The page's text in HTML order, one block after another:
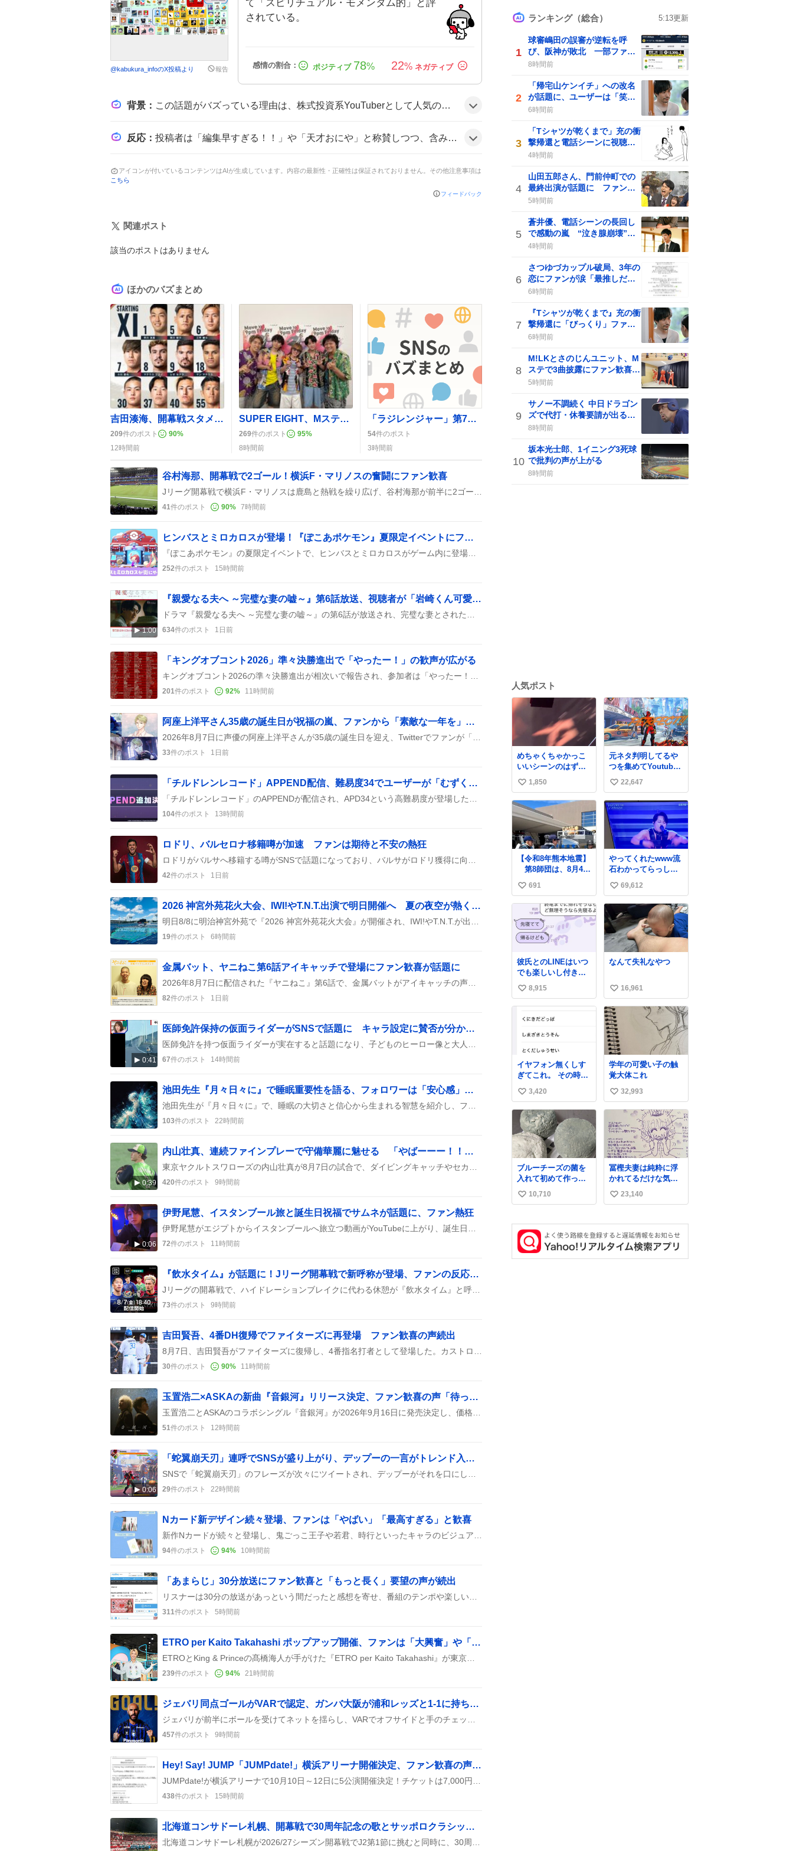
@kabukura_infoのX投稿より 報告
て「スピリチュアル・モメンタム的」と評
されている。
78% 22%
背景 ： この話題がバズっている理由は、株式投資系YouTuberとして人気のあるおにやが、経済評論家の森永康平氏とコラボし、日経平均急落というインパクトあるテーマで対談したことがきっかけで、投資ファンやエンタメ層の関心が一気に高まったようだ。
反応 ： 投稿者は「編集早すぎる！！」や「天才おにや」と称賛しつつ、含み損の話題にユーモアを交えている。「おにや、楽待に出てるのはとても面白い」など、楽しむ声が多数見られる。
アイコンが付いているコンテンツはAIが生成しています。内容の最新性・正確性は保証されておりません。その他注意事項は
こちら
フィードバック
関連ポスト
該当のポストはありません
ほかのバズまとめ
吉田湊海、開幕戦スタメン決定にファン歓喜「やったれ！」期待の声続出
209件のポスト 90%
12時間前
SUPER EIGHT、Mステで『Do it!!!!!』初披露に熱狂…ファンは「夏仕様のエイト最高！」と歓喜
269件のポスト 95%
8時間前
「ラジレンジャー」第723回放送、声優がオメガホーンで本気プレイにファン歓喜
54件のポスト
3時間前
谷村海那、開幕戦で2ゴール！横浜F・マリノスの奮闘にファン歓喜
41件のポスト 90% 7時間前
ヒンバスとミロカロスが登場！『ぽこあポケモン』夏限定イベントにファン歓喜
252件のポスト 15時間前
1:00
『親愛なる夫へ ～完璧な妻の嘘～』第6話放送、視聴者が「岩崎くん可愛い」など熱狂的リアクション
634件のポスト 1日前
「キングオブコント2026」準々決勝進出で「やったー！」の歓声が広がる
201件のポスト 92% 11時間前
阿座上洋平さん35歳の誕生日が祝福の嵐、ファンから「素敵な一年を」の声続出
33件のポスト 1日前
「チルドレンレコード」APPEND配信、難易度34でユーザーが「むずくね」や「神」コメント沸騰
104件のポスト 13時間前
ロドリ、バルセロナ移籍噂が加速 ファンは期待と不安の熱狂
42件のポスト 1日前
2026 神宮外苑花火大会、IWI!やT.N.T.出演で明日開催へ 夏の夜空が熱くなる期待感
19件のポスト 6時間前
金属バット、ヤニねこ第6話アイキャッチで登場にファン歓喜が話題に
82件のポスト 1日前
0:41
医師免許保持の仮面ライダーがSNSで話題に キャラ設定に賛否が分かれる様子が注目
67件のポスト 14時間前
池田先生『月々日々に』で睡眠重要性を語る、フォロワーは「安心感」と「感謝」
103件のポスト 22時間前
0:39
内山壮真、連続ファインプレーで守備華麗に魅せる 「やばーーー！！」の声が沸騰
420件のポスト 9時間前
0:06
伊野尾慧、イスタンブール旅と誕生日祝福でサムネが話題に、ファン熱狂
72件のポスト 11時間前
『飲水タイム』が話題に！Jリーグ開幕戦で新呼称が登場、ファンの反応も熱い
73件のポスト 9時間前
吉田賢吾、4番DH復帰でファイターズに再登場 ファン歓喜の声続出
30件のポスト 90% 11時間前
玉置浩二×ASKAの新曲『音銀河』リリース決定、ファン歓喜の声「待ってました！」
51件のポスト 12時間前
0:06
「蛇翼崩天刃」連呼でSNSが盛り上がり、デップーの一言がトレンド入りに「草」反応
29件のポスト 22時間前
Nカード新デザイン続々登場、ファンは「やばい」「最高すぎる」と歓喜
94件のポスト 94% 10時間前
「あまらじ」30分放送にファン歓喜と「もっと長く」要望の声が続出
311件のポスト 5時間前
ETRO per Kaito Takahashi ポップアップ開催、ファンは「大興奮」や「今世は幸せ」感が止まらない
239件のポスト 94% 21時間前
ジェバリ同点ゴールがVARで認定、ガンバ大阪が浦和レッズと1-1に持ち込む
457件のポスト 9時間前
Hey! Say! JUMP「JUMPdate!」横浜アリーナ開催決定、ファン歓喜の声が続出
438件のポスト 15時間前
北海道コンサドーレ札幌、開幕戦で30周年記念の歌とサッポロクラシックで盛り上がり
ランキング（総合） 5:13更新
1
球審嶋田の誤審が逆転を呼
び、阪神が敗北 一部ファン
からは批判の声も
8時間前
2
「帰宅山ケンイチ」への改名
が話題に、ユーザーは「笑い
が止まらない」反応
6時間前
3
「Tシャツが乾くまで」充の衝
撃帰還と電話シーンに視聴者
歓喜
4時間前
4
山田五郎さん、門前仲町での
最終出演が話題に ファンは
「必ず観ます」「感謝」
5時間前
5
蒼井優、電話シーンの長回し
で感動の嵐 “泣き腺崩壊”の
声続出
4時間前
6
さつゆづカップル破局、3年の
恋にファンが涙「最推しだっ
た」悲しみ
6時間前
7
『Tシャツが乾くまで』充の衝
撃帰還に「びっくり」ファン
歓喜の声
6時間前
8
M!LKとさのじんユニット、M
ステで3曲披露にファン歓喜が
話題に
5時間前
9
サノー不調続く 中日ドラゴン
ズで代打・休養要請が出る、
一部のファンの声が分かれる
8時間前
10
坂本光士郎、1イニング3死球
で批判の声が上がる
8時間前
人気ポスト
めちゃくちゃかっこ
いいシーンのはずな
んだけど、表情が猫
の威嚇みたいに見え
る。あと首の血管浮
き出てるのガチで
神。
い
い
ね
数
1,850
元ネタ判明してるや
つを集めてYoutube
に上げときました。
youtube.com/watch
?v=rCsM9A…
#MarvelTokon #マー
ベル闘魂
い
い
ね
数
22,647
【令和8年熊本地震】
第8師団は、8月4日
以来、国交省と連携
して、被災者に寄り
添った支援を継続し
ています。 #災害派
遣 #命を守る #給水
い
い
数
691
やってくれたwww流
石わかってらっしゃ
る🤣🤣🤣 #Mステ #西
川貴教
い
い
ね
数
69,612
彼氏とのLINEはいつ
でも楽しいし付き合
いたての頃の嬉しか
ったLINEは無限にあ
るけど(同棲前は1日
で各50通くらい送り
かったのはこれ
い
い
ね
数
8,915
なんて失礼なやつ
い
い
ね
数
16,961
イヤフォン無くしす
ぎてこれ。 その時好
きだった男のセコム
の名前にしてる
い
い
ね
数
3,420
学年の可愛い子の触
覚大体これ
い
い
ね
数
32,993
ブルーチーズの菌を
入れて初めて作って
みたチーズなんだけ
ど 本能でちょっとヤ
い
ね
数
10,710
冨樫夫妻は純粋に浮
かれてるだけな気が
するな〜 全アはここ
に自分の市場価値的
起きのボサボサ頭で
も「今日も可愛い
ね」が止まらない。
い
ね
数
23,140